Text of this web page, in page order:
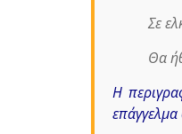
Σε
Θα
Η